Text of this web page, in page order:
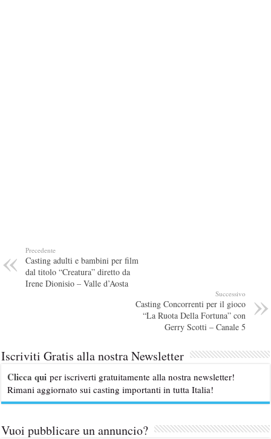
Precedente
Casting adulti e bambini per film
dal titolo “Creatura” diretto da
Irene Dionisio – Valle d’Aosta
Successivo
Casting Concorrenti per il gioco
“La Ruota Della Fortuna” con
Gerry Scotti – Canale 5
Iscriviti Gratis alla nostra Newsletter
Clicca qui per iscriverti gratuitamente alla nostra newsletter!
Rimani aggiornato sui casting importanti in tutta Italia!
Vuoi pubblicare un annuncio?